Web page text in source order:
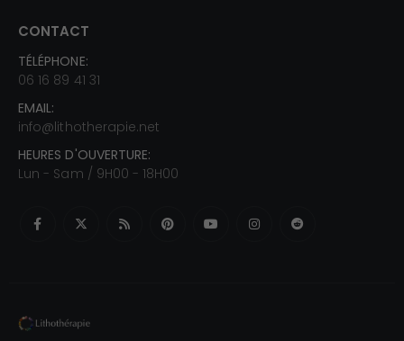
CONTACT
TÉLÉPHONE:
06 16 89 41 31
EMAIL:
info@lithotherapie.net
HEURES D'OUVERTURE:
Lun - Sam / 9H00 - 18H00